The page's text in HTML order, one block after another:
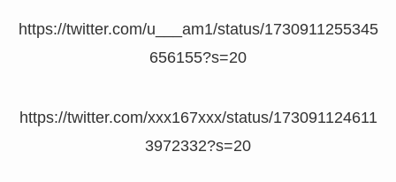
https://twitter.com/u___am1/status/1730911255345
656155?s=20
https://twitter.com/xxx167xxx/status/173091124611
3972332?s=20